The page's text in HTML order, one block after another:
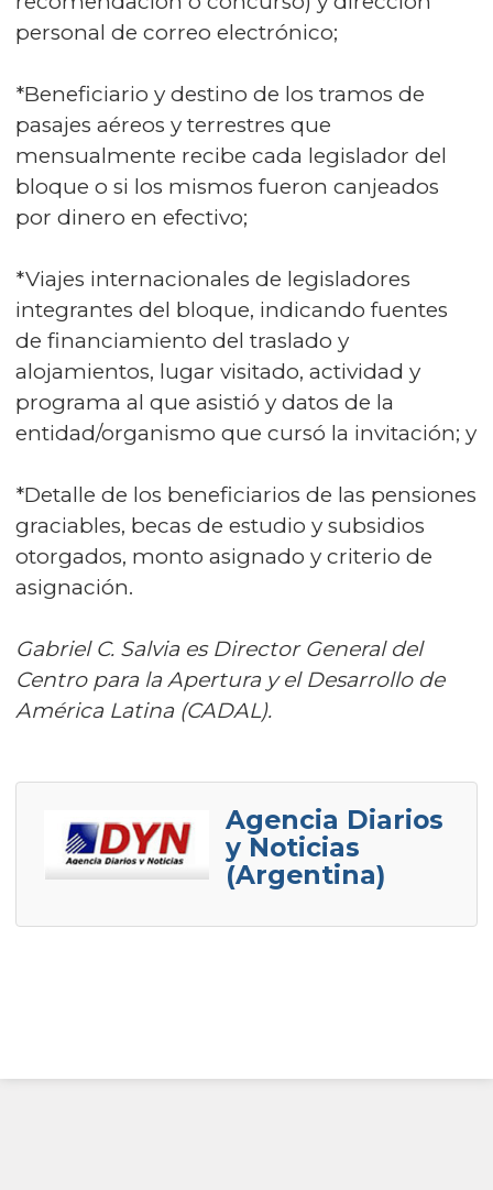
personal de correo electrónico;
*Beneficiario y destino de los tramos de
pasajes aéreos y terrestres que
mensualmente recibe cada legislador del
bloque o si los mismos fueron canjeados
por dinero en efectivo;
*Viajes internacionales de legisladores
integrantes del bloque, indicando fuentes
de financiamiento del traslado y
alojamientos, lugar visitado, actividad y
programa al que asistió y datos de la
entidad/organismo que cursó la invitación; y
*Detalle de los beneficiarios de las pensiones
graciables, becas de estudio y subsidios
otorgados, monto asignado y criterio de
asignación.
Gabriel C. Salvia es Director General del
Centro para la Apertura y el Desarrollo de
América Latina (CADAL).
Agencia Diarios
y Noticias
(Argentina)